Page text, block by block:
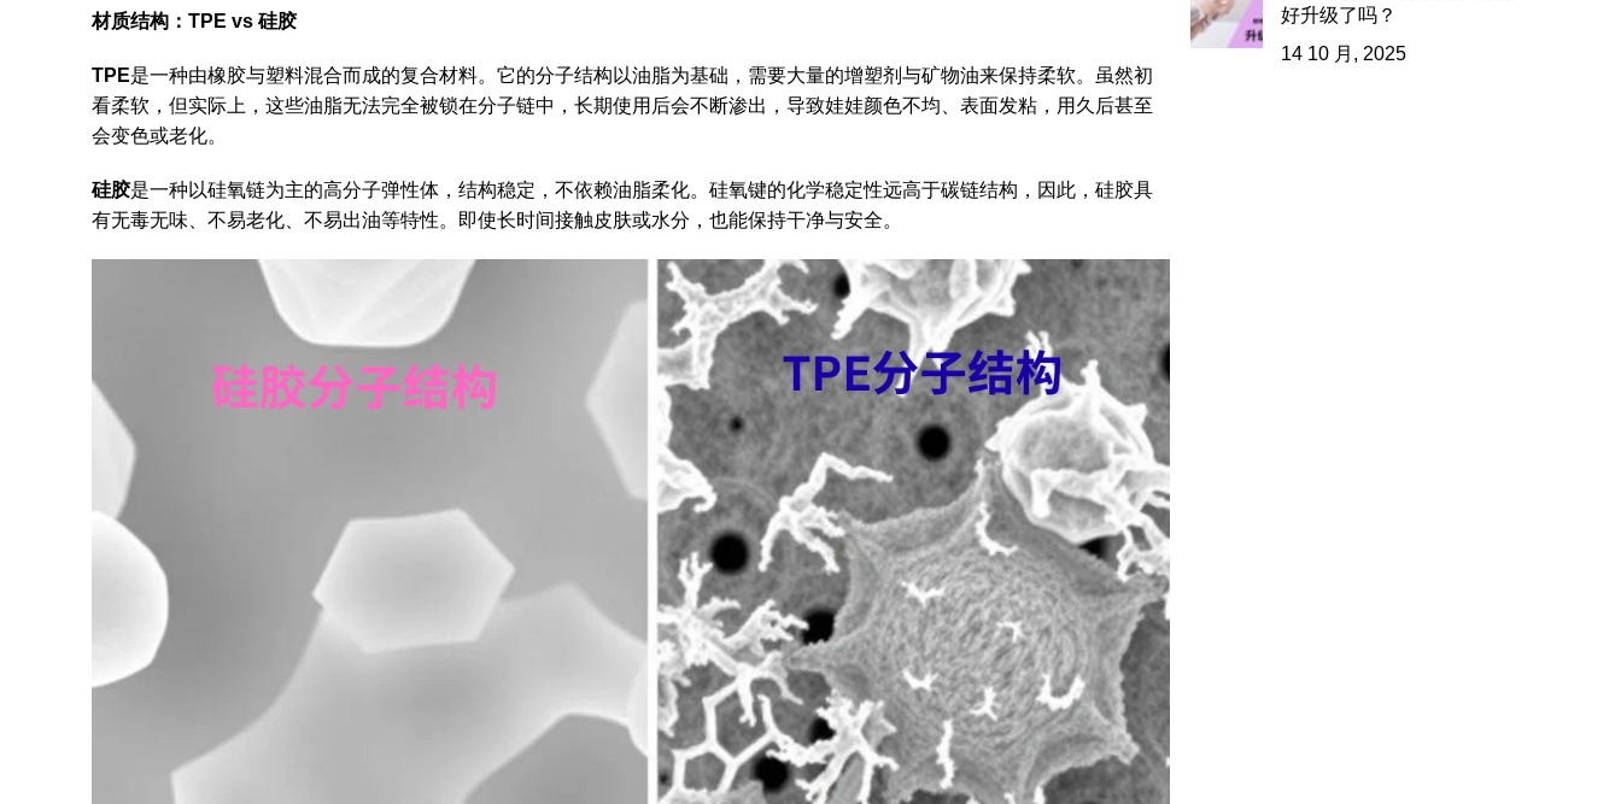
材质结构：TPE vs 硅胶
TPE是一种由橡胶与塑料混合而成的复合材料。它的分子结构以油脂为基础，需要大量的增塑剂与矿物油来保持柔软。虽然初
看柔软，但实际上，这些油脂无法完全被锁在分子链中，长期使用后会不断渗出，导致娃娃颜色不均、表面发粘，用久后甚至
会变色或老化。
硅胶是一种以硅氧链为主的高分子弹性体，结构稳定，不依赖油脂柔化。硅氧键的化学稳定性远高于碳链结构，因此，硅胶具
有无毒无味、不易老化、不易出油等特性。即使长时间接触皮肤或水分，也能保持干净与安全。
好升级了吗？
14 10 月, 2025